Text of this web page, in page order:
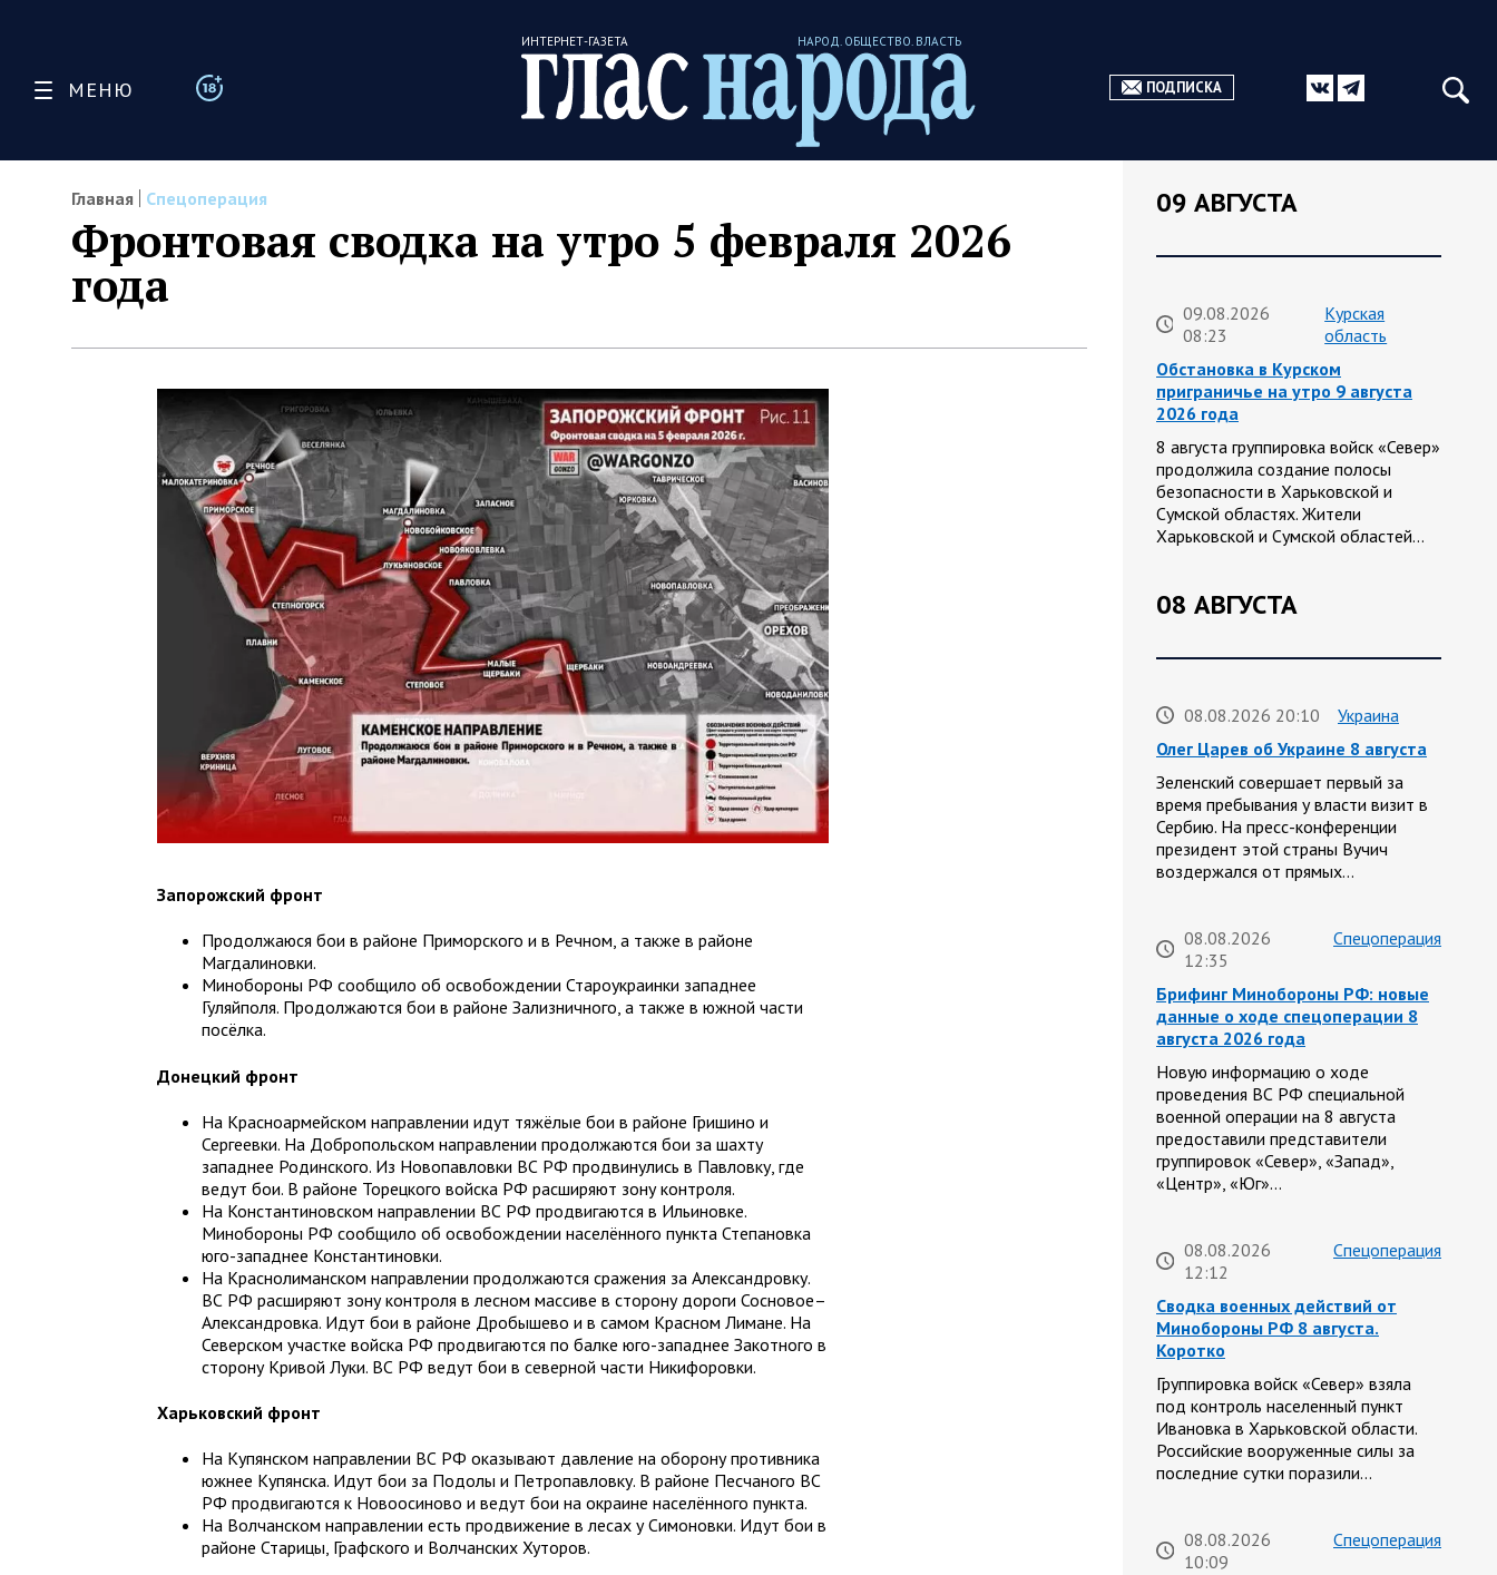
МЕНЮ
ИНТЕРНЕТ-ГАЗЕТА НАРОД. ОБЩЕСТВО. ВЛАСТЬ
ПОДПИСКА
Главная Спецоперация
Фронтовая сводка на утро 5 февраля 2026
года
Запорожский фронт
Продолжаюся бои в районе Приморского и в Речном, а также в районе
Магдалиновки.
Минобороны РФ сообщило об освобождении Староукраинки западнее
Гуляйполя. Продолжаются бои в районе Зализничного, а также в южной части
посёлка.
Донецкий фронт
На Красноармейском направлении идут тяжёлые бои в районе Гришино и
Сергеевки. На Добропольском направлении продолжаются бои за шахту
западнее Родинского. Из Новопавловки ВС РФ продвинулись в Павловку, где
ведут бои. В районе Торецкого войска РФ расширяют зону контроля.
На Константиновском направлении ВС РФ продвигаются в Ильиновке.
Минобороны РФ сообщило об освобождении населённого пункта Степановка
юго-западнее Константиновки.
На Краснолиманском направлении продолжаются сражения за Александровку.
ВС РФ расширяют зону контроля в лесном массиве в сторону дороги Сосновое–
Александровка. Идут бои в районе Дробышево и в самом Красном Лимане. На
Северском участке войска РФ продвигаются по балке юго-западнее Закотного в
сторону Кривой Луки. ВС РФ ведут бои в северной части Никифоровки.
Харьковский фронт
На Купянском направлении ВС РФ оказывают давление на оборону противника
южнее Купянска. Идут бои за Подолы и Петропавловку. В районе Песчаного ВС
РФ продвигаются к Новоосиново и ведут бои на окраине населённого пункта.
На Волчанском направлении есть продвижение в лесах у Симоновки. Идут бои в
районе Старицы, Графского и Волчанских Хуторов.
09 АВГУСТА
09.08.2026
08:23
Курская
область
Обстановка в Курском
приграничье на утро 9 августа
2026 года
8 августа группировка войск «Север»
продолжила создание полосы
безопасности в Харьковской и
Сумской областях. Жители
Харьковской и Сумской областей…
08 АВГУСТА
08.08.2026 20:10
Украина
Олег Царев об Украине 8 августа
Зеленский совершает первый за
время пребывания у власти визит в
Сербию. На пресс-конференции
президент этой страны Вучич
воздержался от прямых…
08.08.2026
12:35
Спецоперация
Брифинг Минобороны РФ: новые
данные о ходе спецоперации 8
августа 2026 года
Новую информацию о ходе
проведения ВС РФ специальной
военной операции на 8 августа
предоставили представители
группировок «Север», «Запад»,
«Центр», «Юг»…
08.08.2026
12:12
Спецоперация
Сводка военных действий от
Минобороны РФ 8 августа.
Коротко
Группировка войск «Север» взяла
под контроль населенный пункт
Ивановка в Харьковской области.
Российские вооруженные силы за
последние сутки поразили…
08.08.2026
10:09
Спецоперация